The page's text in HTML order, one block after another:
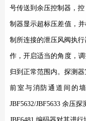
号传送到余压控制器，控
制器显示超标压差值，
制所连接的泄压风阀执行
作，开启适当的角度，
归到正常范围内。探测
前室与消防通道间的
JBF5632/JBF5633 余压探